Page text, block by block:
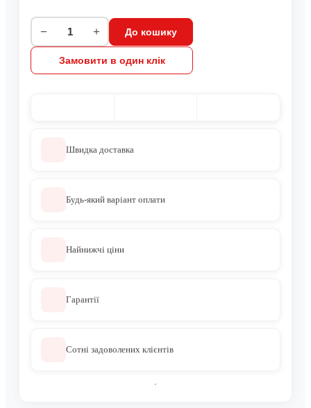
− + До кошику
Замовити в один клік
Швидка доставка
Будь-який варіант оплати
Найнижчі ціни
Гарантії
Сотні задоволених клієнтів